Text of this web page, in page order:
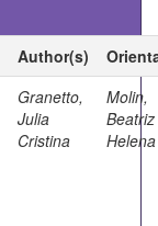
Author(s)
Granetto,
Julia
Cristina
Molin,
Beatriz